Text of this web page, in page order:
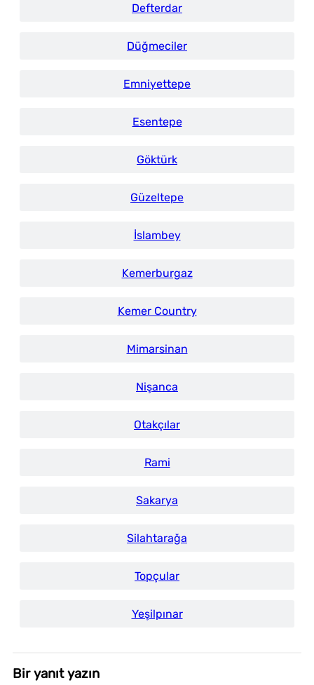
Defterdar
Düğmeciler
Emniyettepe
Esentepe
Göktürk
Güzeltepe
İslambey
Kemerburgaz
Kemer Country
Mimarsinan
Nişanca
Otakçılar
Rami
Sakarya
Silahtarağa
Topçular
Yeşilpınar
Bir yanıt yazın